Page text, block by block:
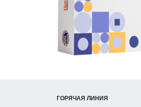
ГОРЯЧАЯ ЛИНИЯ